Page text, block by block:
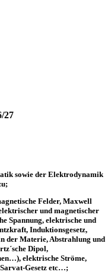
27
sowie der Elektrodynamik
Felder, Maxwell
und magnetischer
Spannung, elektrische und
Induktionsgesetz,
der Materie, Abstrahlung und
Dipol,
elektrische Ströme,
Gesetz etc…;